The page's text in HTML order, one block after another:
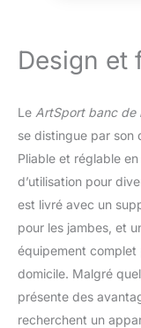
de
La base est
surfaces
hauteur du
multiples
l'extérieur
réglable
du support
curlers pour
permettent
les bras. Le
Design et
Le ArtSport banc de
se distingue par son
Pliable et réglable
d’utilisation pour
est livré avec un
pour les jambes, et
équipement complet
domicile. Malgré
présente des
recherchent un